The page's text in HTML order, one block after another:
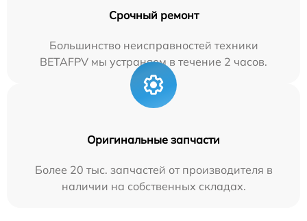
Срочный ремонт
Большинство неисправностей техники
BETAFPV мы устраняем в течение 2 часов.
Оригинальные запчасти
Более 20 тыс. запчастей от производителя в
наличии на собственных складах.